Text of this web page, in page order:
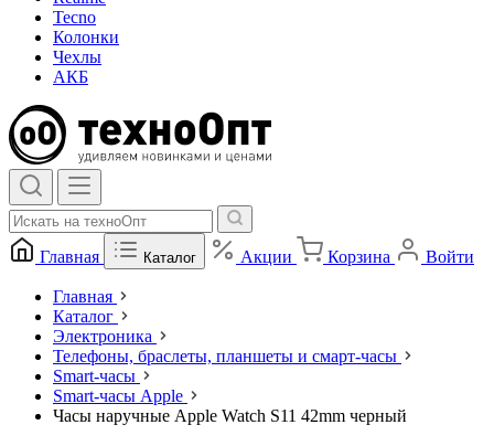
Tecno
Колонки
Чехлы
АКБ
Главная Каталог Акции Корзина Войти
Главная
Каталог
Электроника
Телефоны, браслеты, планшеты и смарт-часы
Smart-часы
Smart-часы Apple
Часы наручные Apple Watch S11 42mm черный